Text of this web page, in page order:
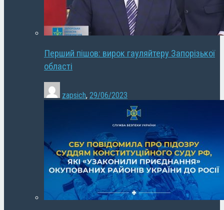
Перший пішов: вирок гауляйтеру Запорізької
області
zapsich, 29/06/2023